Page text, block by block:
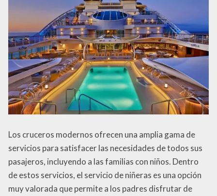
Los cruceros modernos ofrecen una amplia gama de
servicios para satisfacer las necesidades de todos sus
pasajeros, incluyendo a las familias con niños. Dentro
de estos servicios, el servicio de niñeras es una opción
muy valorada que permite a los padres disfrutar de